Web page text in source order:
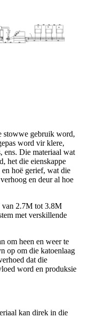
stowwe gebruik word,
word vir klere,
ens. Die materiaal wat
het die eienskappe
hoë gerief, wat die
en deur al hoe
2.7M tot 3.8M
met verskillende
om heen en weer te
op om die katoenlaag
dat die
word en produksie
kan direk in die